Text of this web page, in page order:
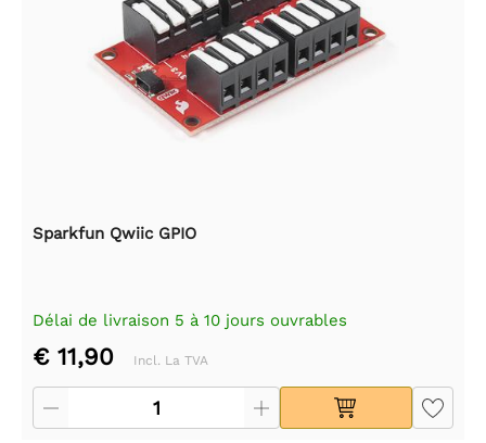
Sparkfun Qwiic GPIO
Délai de livraison 5 à 10 jours ouvrables
€ 11,90 Incl. La TVA